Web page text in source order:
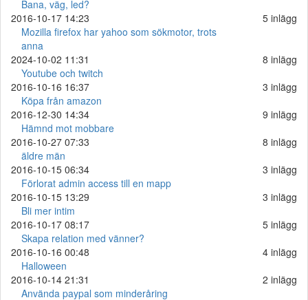
Bana, väg, led?
5 inlägg
2016-10-17 14:23
Mozilla firefox har yahoo som sökmotor, trots
anna
8 inlägg
2024-10-02 11:31
Youtube och twitch
3 inlägg
2016-10-16 16:37
Köpa från amazon
9 inlägg
2016-12-30 14:34
Hämnd mot mobbare
8 inlägg
2016-10-27 07:33
äldre män
3 inlägg
2016-10-15 06:34
Förlorat admin access till en mapp
3 inlägg
2016-10-15 13:29
Bli mer intim
5 inlägg
2016-10-17 08:17
Skapa relation med vänner?
4 inlägg
2016-10-16 00:48
Halloween
2 inlägg
2016-10-14 21:31
Använda paypal som minderåring